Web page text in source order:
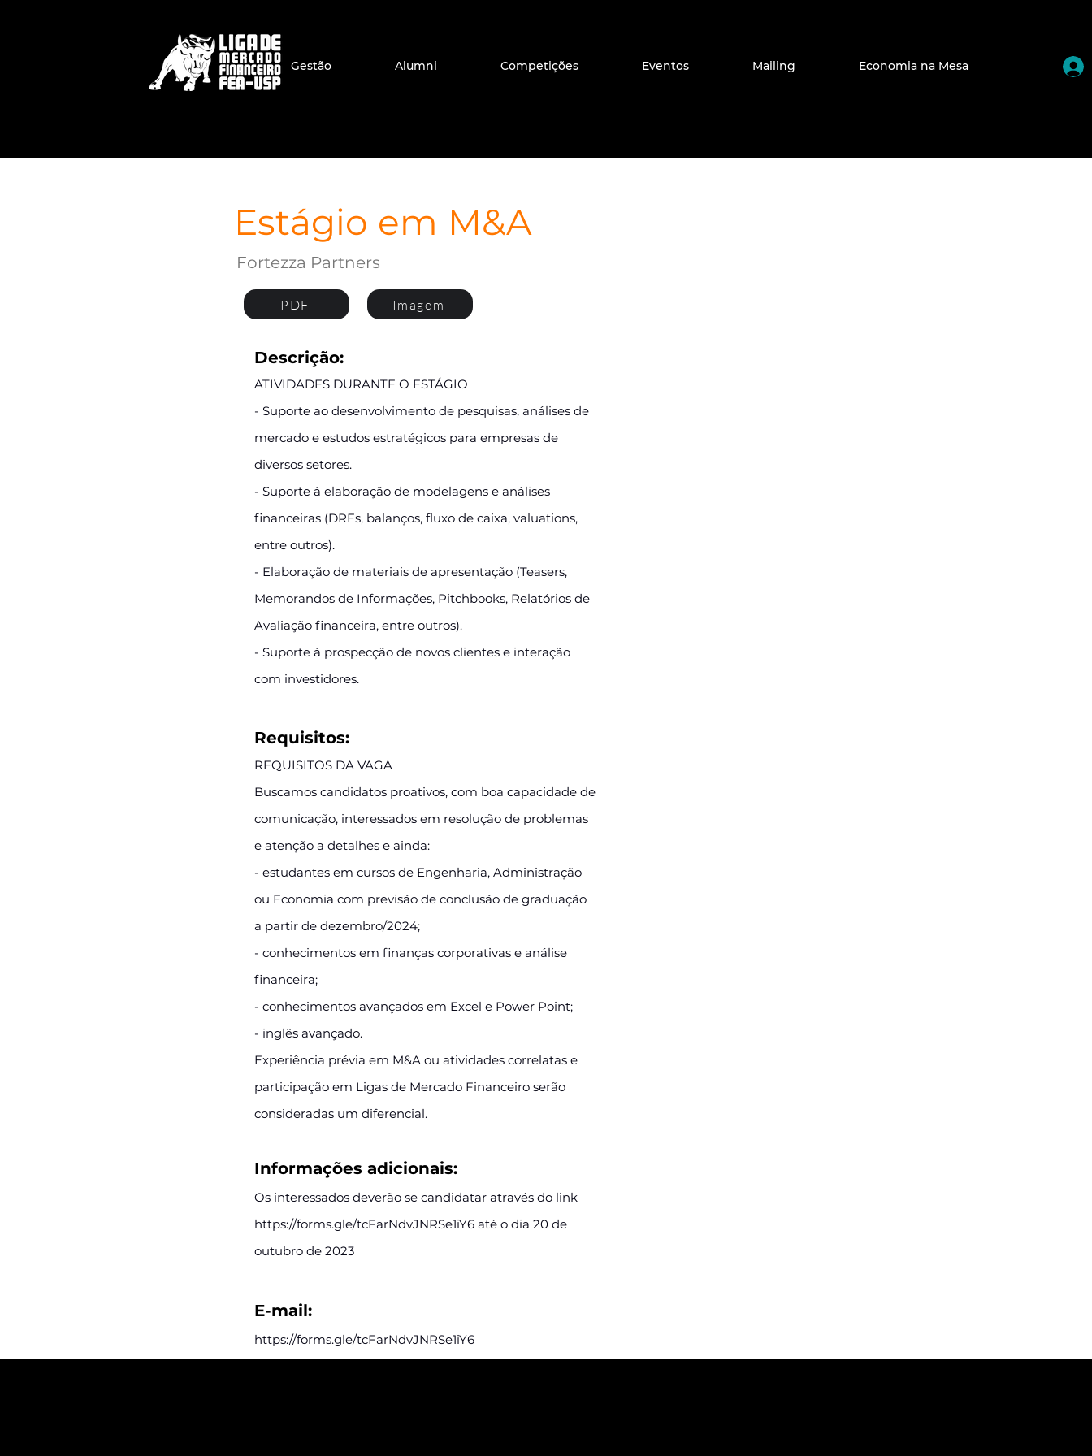
Gestão Alumni Competições Eventos Mailing Economia na Mesa
Estágio em M&A
Fortezza Partners
PDF Imagem
ATIVIDADES DURANTE O ESTÁGIO
- Suporte ao desenvolvimento de pesquisas, análises de
mercado e estudos estratégicos para empresas de
diversos setores.
- Suporte à elaboração de modelagens e análises
financeiras (DREs, balanços, fluxo de caixa, valuations,
entre outros).
- Elaboração de materiais de apresentação (Teasers,
Memorandos de Informações, Pitchbooks, Relatórios de
Avaliação financeira, entre outros).
- Suporte à prospecção de novos clientes e interação
com investidores.
Descrição:
REQUISITOS DA VAGA
Buscamos candidatos proativos, com boa capacidade de
comunicação, interessados em resolução de problemas
e atenção a detalhes e ainda:
- estudantes em cursos de Engenharia, Administração
ou Economia com previsão de conclusão de graduação
a partir de dezembro/2024;
- conhecimentos em finanças corporativas e análise
financeira;
- conhecimentos avançados em Excel e Power Point;
- inglês avançado.
Experiência prévia em M&A ou atividades correlatas e
participação em Ligas de Mercado Financeiro serão
consideradas um diferencial.
Requisitos:
Informações adicionais:
Os interessados deverão se candidatar através do link
https://forms.gle/tcFarNdvJNRSe1iY6 até o dia 20 de
outubro de 2023
E-mail:
https://forms.gle/tcFarNdvJNRSe1iY6